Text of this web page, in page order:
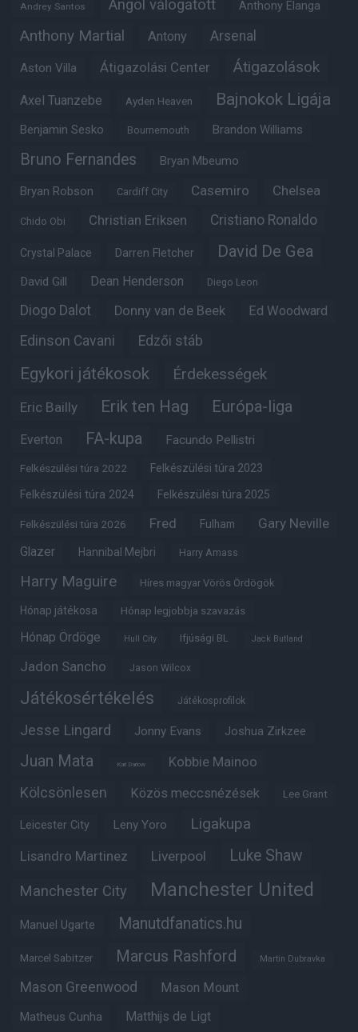
Andrey Santos Angol válogatott Anthony Elanga
Anthony Martial Antony Arsenal
Aston Villa Átigazolási Center Átigazolások
Axel Tuanzebe Ayden Heaven Bajnokok Ligája
Benjamin Sesko Bournemouth Brandon Williams
Bruno Fernandes Bryan Mbeumo
Bryan Robson Cardiff City Casemiro Chelsea
Chido Obi Christian Eriksen Cristiano Ronaldo
Crystal Palace Darren Fletcher David De Gea
David Gill Dean Henderson Diego Leon
Diogo Dalot Donny van de Beek Ed Woodward
Edinson Cavani Edzői stáb
Egykori játékosok Érdekességek
Eric Bailly Erik ten Hag Európa-liga
Everton FA-kupa Facundo Pellistri
Felkészülési túra 2022 Felkészülési túra 2023
Felkészülési túra 2024 Felkészülési túra 2025
Felkészülési túra 2026 Fred Fulham Gary Neville
Glazer Hannibal Mejbri Harry Amass
Harry Maguire Híres magyar Vörös Ördögök
Hónap játékosa Hónap legjobbja szavazás
Hónap Ördöge Hull City Ifjúsági BL Jack Butland
Jadon Sancho Jason Wilcox
Játékosértékelés Játékosprofilok
Jesse Lingard Jonny Evans Joshua Zirkzee
Juan Mata Karl Darlow Kobbie Mainoo
Kölcsönlesen Közös meccsnézések Lee Grant
Leicester City Leny Yoro Ligakupa
Lisandro Martinez Liverpool Luke Shaw
Manchester City Manchester United
Manuel Ugarte Manutdfanatics.hu
Marcel Sabitzer Marcus Rashford Martin Dubravka
Mason Greenwood Mason Mount
Matheus Cunha Matthijs de Ligt